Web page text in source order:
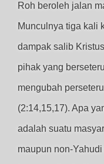
Roh beroleh jalan
Munculnya tiga kali
dampak salib
pihak yang
mengubah
(2:14,15,17). Apa
adalah suatu
maupun non-